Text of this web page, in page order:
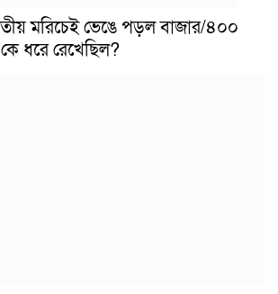
মরিচেই ভেঙে পড়ল বাজার/৪০০
ধরে রেখেছিল?